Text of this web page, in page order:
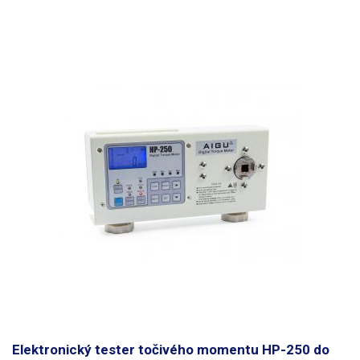
zobrazuje aktuální (průběžnou) hodnotu. Poslední režim je kalibrační, ten
dovoluje zkontrolovat nářadí ve třech bodech MIN/AVG/MAX, hodnoty
měřících bodů se nastavují manuálně a do přístroje lze uložit až 60
kalibračních měření s různým nastavením. Měření jsou doprovázena
zvukovou signalizací při dosažení nastavených kalibračních hodnot.
Samozřejmostí je možnostpřepínání jednotek N.m, Lbf.in a Kgf.cm
automatické vypnutí při nečinnosti a nechybí zde ani RS232 sběrnice pro
Elektronický tester točivého momentu HP-250 do